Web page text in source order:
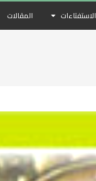
الاستفتاءات المقالات